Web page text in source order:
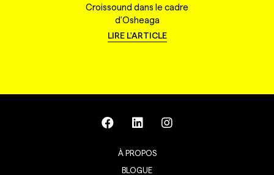
Croissound dans le cadre
d'Osheaga
LIRE L'ARTICLE
À PROPOS
BLOGUE